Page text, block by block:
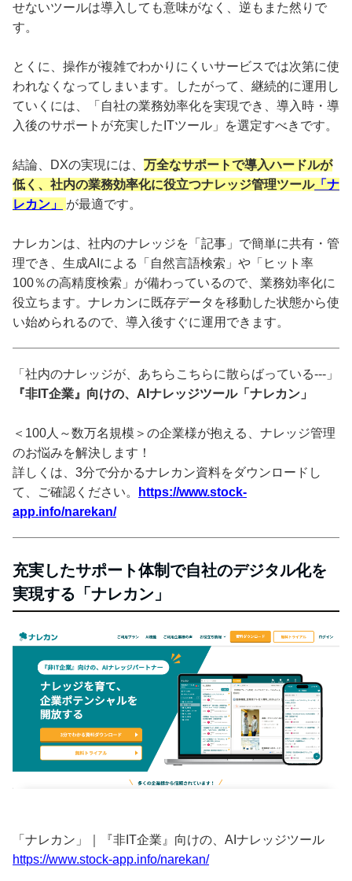
せないツールは導入しても意味がなく、逆もまた然りで
す。
とくに、操作が複雑でわかりにくいサービスでは次第に使
われなくなってしまいます。したがって、継続的に運用し
ていくには、「自社の業務効率化を実現でき、導入時・導
入後のサポートが充実したITツール」を選定すべきです。
結論、DXの実現には、 万全なサポートで導入ハードルが
低く、社内の業務効率化に役立つナレッジ管理ツール「ナ
レカン」
が最適です。
ナレカンは、社内のナレッジを「記事」で簡単に共有・管
理でき、生成AIによる「自然言語検索」や「ヒット率
100％の高精度検索」が備わっているので、業務効率化に
役立ちます。ナレカンに既存データを移動した状態から使
い始められるので、導入後すぐに運用できます。
「社内のナレッジが、あちらこちらに散らばっている---」
『非IT企業』向けの、AIナレッジツール「ナレカン」
＜100人～数万名規模＞の企業様が抱える、ナレッジ管理
のお悩みを解決します！
詳しくは、3分で分かるナレカン資料をダウンロードし
て、ご確認ください。
https://www.stock-
app.info/narekan/
充実したサポート体制で自社のデジタル化を
実現する「ナレカン」
「ナレカン」｜『非IT企業』向けの、AIナレッジツール
https://www.stock-app.info/narekan/